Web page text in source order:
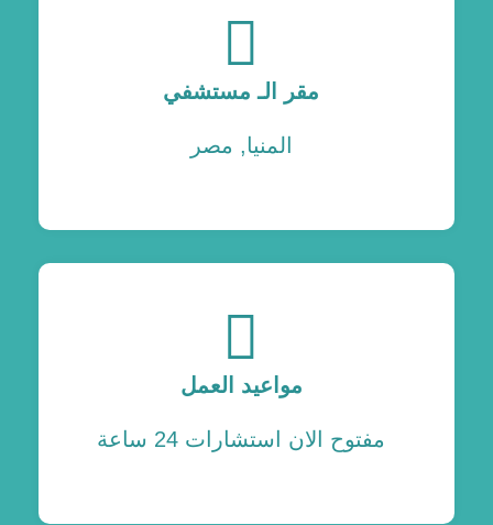
مقر الـ مستشفي
المنيا, مصر
مواعيد العمل
مفتوح الان استشارات 24 ساعة